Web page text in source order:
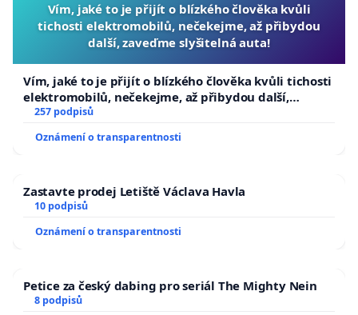
Vím, jaké to je přijít o blízkého člověka kvůli
tichosti elektromobilů, nečekejme, až přibydou
další, zaveďme slyšitelná auta!
Vím, jaké to je přijít o blízkého člověka kvůli tichosti
elektromobilů, nečekejme, až přibydou další,
zaveďme slyšitelná auta!
257 podpisů
Oznámení o transparentnosti
Zastavte prodej Letiště Václava Havla
10 podpisů
Oznámení o transparentnosti
Petice za český dabing pro seriál The Mighty Nein
8 podpisů